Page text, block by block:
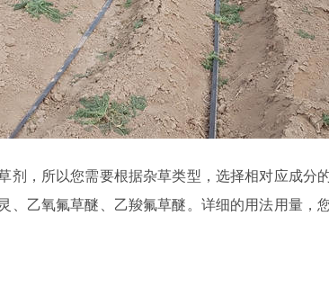
剂，所以您需要根据杂草类型，选择相对应成分
、乙氧氟草醚、乙羧氟草醚。详细的用法用量，